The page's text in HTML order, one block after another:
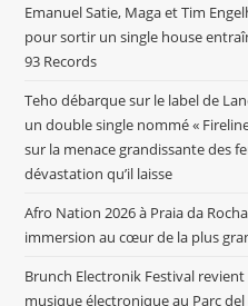
Emanuel Satie, Maga et Tim
pour sortir un single house
93 Records
Teho débarque sur le label de
un double single nommé «
sur la menace grandissante des
dévastation qu’il laisse
Afro Nation 2026 à Praia da
immersion au cœur de la plus
Brunch Electronik Festival
musique électronique au Parc